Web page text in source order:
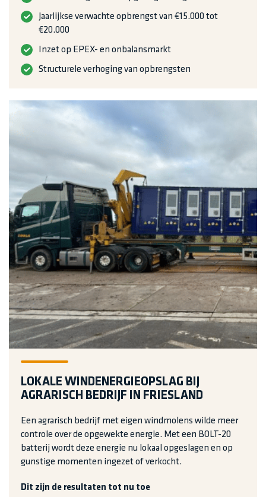
Jaarlijkse verwachte opbrengst van €15.000 tot
€20.000
Inzet op EPEX- en onbalansmarkt
Structurele verhoging van opbrengsten
LOKALE WINDENERGIEOPSLAG BIJ
AGRARISCH BEDRIJF IN FRIESLAND
Een agrarisch bedrijf met eigen windmolens wilde meer
controle over de opgewekte energie. Met een BOLT-20
batterij wordt deze energie nu lokaal opgeslagen en op
gunstige momenten ingezet of verkocht.
Dit zijn de resultaten tot nu toe